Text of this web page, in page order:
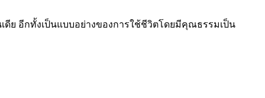
ย อีกทั้งเป็นแบบอย่างของการใช้ชีวิตโดยมีคุณธรรมเป็น